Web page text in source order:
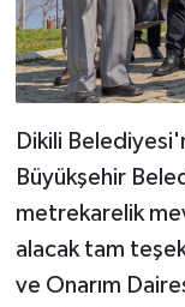
Dikili
Büyükşehir
metrekarelik
alacak tam
ve Onarım